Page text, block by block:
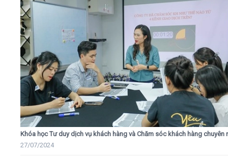
Khóa học Tư duy dịch vụ khách hàng và Chăm sóc khách hàng chuyên
27/07/2024